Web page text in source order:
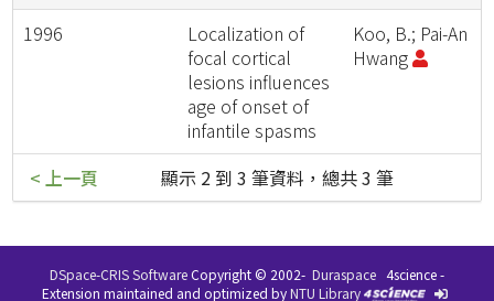
1996
Localization of
focal cortical
lesions influences
age of onset of
infantile spasms
Koo, B.; Pai-An
Hwang
顯示 2 到 3 筆資料，總共 3 筆
< 上一頁
DSpace-CRIS SoftwareCopyright © 2002- Duraspace 4science -
Extension maintained and optimized byNTU Library